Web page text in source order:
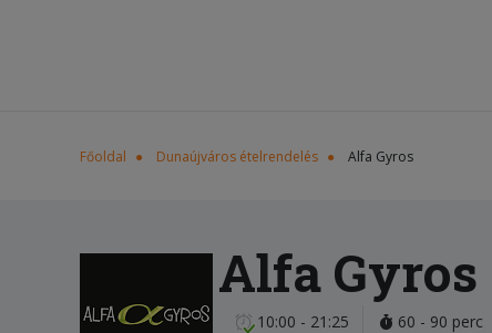
Főoldal Dunaújváros ételrendelés Alfa Gyros
Alfa Gyros
10:00 - 21:25 60 - 90 perc